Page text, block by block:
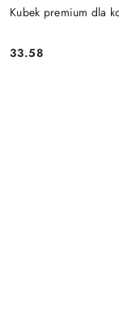
Kubek premium dla
Cena:
33.58